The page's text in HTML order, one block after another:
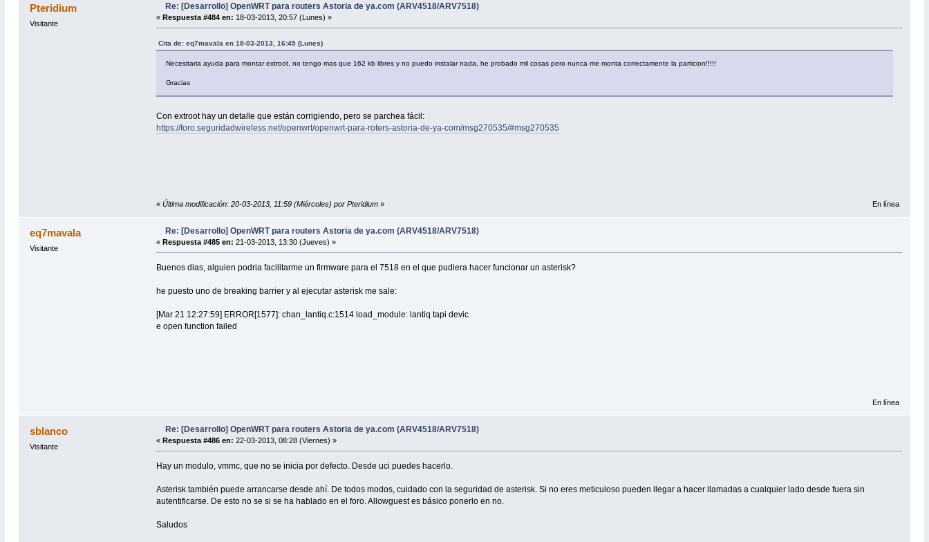
Pteridium
Visitante
Re: [Desarrollo] OpenWRT para routers Astoria de ya.com (ARV4518/ARV7518)
«Respuesta #484 en: 18-03-2013, 20:57 (Lunes) »
Cita de: eq7mavala en 18-03-2013, 16:45 (Lunes)
Necesitaria ayuda para montar extroot, no tengo mas que 162 kb libres y no puedo instalar nada, he probado mil cosas pero nunca me monta correctamente la particion!!!!!
Gracias
Con extroot hay un detalle que están corrigiendo, pero se parchea fácil:
https://foro.seguridadwireless.net/openwrt/openwrt-para-roters-astoria-de-ya-com/msg270535/#msg270535
«Última modificación: 20-03-2013, 11:59 (Miércoles) por Pteridium » En línea
eq7mavala
Visitante
Re: [Desarrollo] OpenWRT para routers Astoria de ya.com (ARV4518/ARV7518)
«Respuesta #485 en: 21-03-2013, 13:30 (Jueves) »
Buenos dias, alguien podria facilitarme un firmware para el 7518 en el que pudiera hacer funcionar un asterisk?
he puesto uno de breaking barrier y al ejecutar asterisk me sale:
[Mar 21 12:27:59] ERROR[1577]: chan_lantiq.c:1514 load_module: lantiq tapi devic
e open function failed
En línea
sblanco
Visitante
Re: [Desarrollo] OpenWRT para routers Astoria de ya.com (ARV4518/ARV7518)
«Respuesta #486 en: 22-03-2013, 08:28 (Viernes) »
Hay un modulo, vmmc, que no se inicia por defecto. Desde uci puedes hacerlo.
Asterisk también puede arrancarse desde ahí. De todos modos, cuidado con la seguridad de asterisk. Si no eres meticuloso pueden llegar a hacer llamadas a cualquier lado desde fuera sin
autentificarse. De esto no se si se ha hablado en el foro. Allowguest es básico ponerlo en no.
Saludos